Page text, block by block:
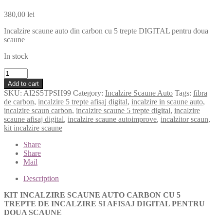
380,00 lei
Incalzire scaune auto din carbon cu 5 trepte DIGITAL pentru doua
scaune
In stock
INCALZIRE
SCAUNE
AUTO
5
TREPTE
DIGITAL
quantity
Add to cart
SKU: AI2S5TPSH99 Category: Incalzire Scaune Auto Tags: fibra
de carbon, incalzire 5 trepte afisaj digital, incalzire in scaune auto,
incalzire scaun carbon, incalzire scaune 5 trepte digital, incalzire
scaune afisaj digital, incalzire scaune autoimprove, incalzitor scaun,
kit incalzire scaune
Share
Share
Mail
Description
KIT INCALZIRE SCAUNE AUTO CARBON CU 5
TREPTE DE INCALZIRE SI AFISAJ DIGITAL PENTRU
DOUA SCAUNE